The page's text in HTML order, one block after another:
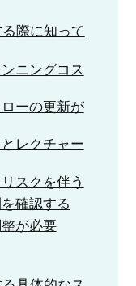
際に知って
ニングコス
ーの更新が
レクチャー
スクを伴う
確認する
が必要